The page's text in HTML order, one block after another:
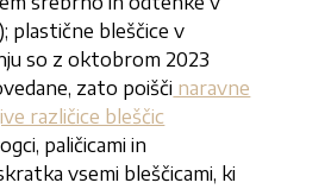
plastične bleščice v
so z oktobrom 2023
zato poišči naravne
različice bleščic
paličicami in
vsemi bleščicami, ki